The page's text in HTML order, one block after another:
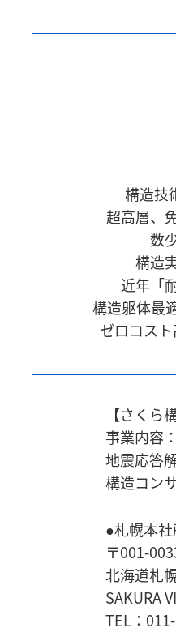
構造技
超高層、
数
構造
近年「
構造躯体最
ゼロコス
【さくら
事業内容
地震応答
構造コン
●札幌本
〒001-
北海道札
SAKURA
TEL：